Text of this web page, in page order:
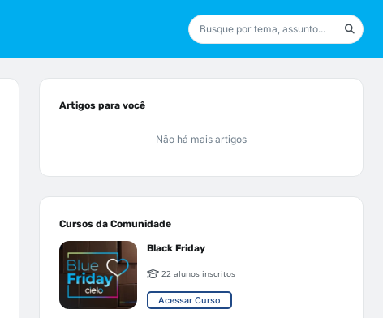
Artigos para você
Não há mais artigos
Cursos da Comunidade
Black Friday
22 alunos inscritos
Acessar Curso